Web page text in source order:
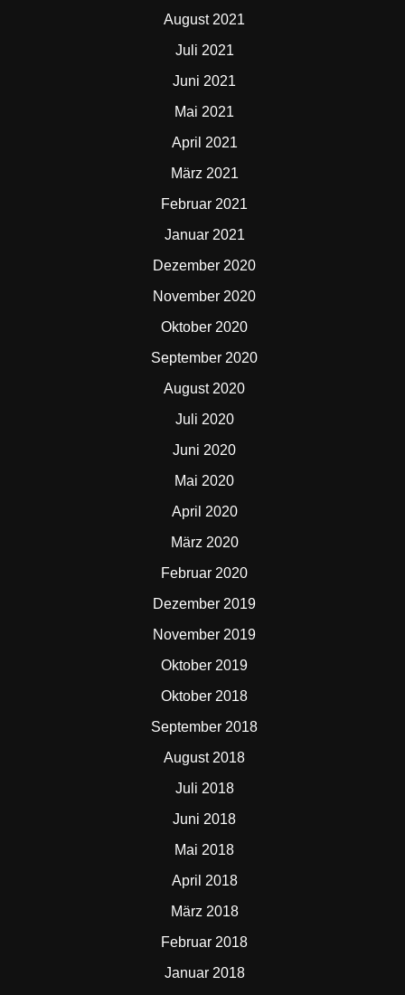
August 2021
Juli 2021
Juni 2021
Mai 2021
April 2021
März 2021
Februar 2021
Januar 2021
Dezember 2020
November 2020
Oktober 2020
September 2020
August 2020
Juli 2020
Juni 2020
Mai 2020
April 2020
März 2020
Februar 2020
Dezember 2019
November 2019
Oktober 2019
Oktober 2018
September 2018
August 2018
Juli 2018
Juni 2018
Mai 2018
April 2018
März 2018
Februar 2018
Januar 2018